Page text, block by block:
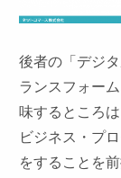
後者の「デジ
ランスフォー
味するところ
ビジネス・プ
をすることを